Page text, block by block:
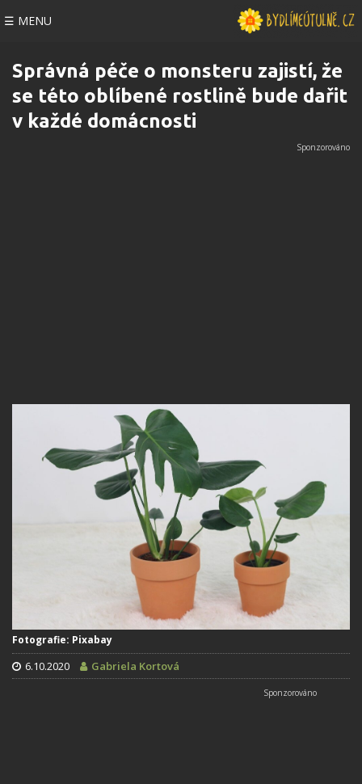
☰ MENU
Správná péče o monsteru zajistí, že
se této oblíbené rostlině bude dařit
v každé domácnosti
Fotografie: Pixabay
6.10.2020 Gabriela Kortová